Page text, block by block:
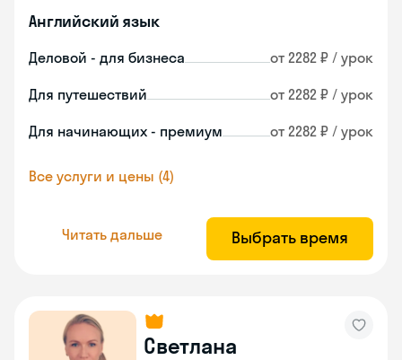
Английский язык
Деловой - для бизнеса от 2282 ₽ / урок
Для путешествий от 2282 ₽ / урок
Для начинающих - премиум от 2282 ₽ / урок
Все услуги и цены (4)
Читать дальше Выбрать время
Светлана